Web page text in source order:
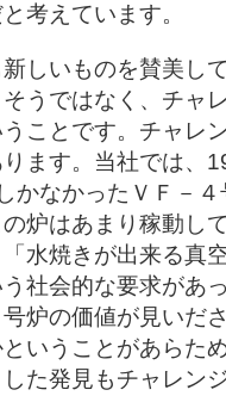
考えています。
しいものを賛美し
うではなく、チャ
ことです。チャレ
ます。当社では、
かなかったＶＦ－
炉はあまり稼動し
水焼きが出来る真
社会的な要求があ
炉の価値が見いだ
いうことがあらた
た発見もチャレン